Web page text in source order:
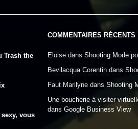
Trash the
vous
COMMENTAIRES RÉCENTS
Eloisedans Shooting Mode
Bevilacqua Corentindans
Faut Marilynedans Shooting
Une boucherie à visiter
dans Google Business View